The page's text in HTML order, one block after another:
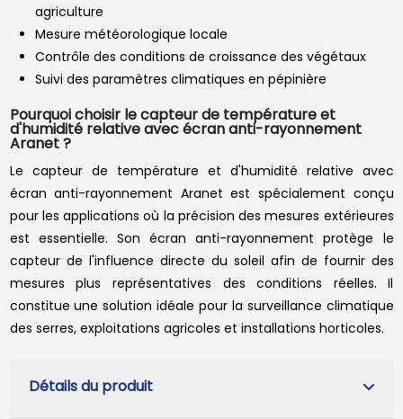
agriculture
Mesure météorologique locale
Contrôle des conditions de croissance des végétaux
Suivi des paramètres climatiques en pépinière
Pourquoi choisir le capteur de température et
d'humidité relative avec écran anti-rayonnement
Aranet ?
Le capteur de température et d'humidité relative avec
écran anti-rayonnement Aranet est spécialement conçu
pour les applications où la précision des mesures extérieures
est essentielle. Son écran anti-rayonnement protège le
capteur de l'influence directe du soleil afin de fournir des
mesures plus représentatives des conditions réelles. Il
constitue une solution idéale pour la surveillance climatique
des serres, exploitations agricoles et installations horticoles.
Détails du produit